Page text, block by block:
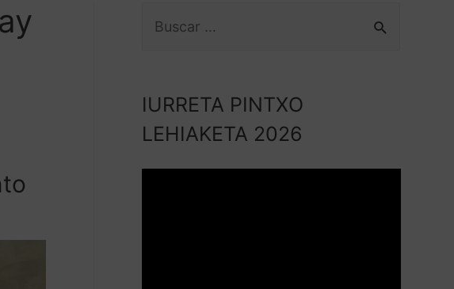
IURRETA PINTXO
LEHIAKETA 2026